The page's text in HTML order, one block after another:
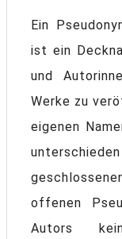
Ein
ist ein
und
Werke zu
eigenen
offenen
Autors